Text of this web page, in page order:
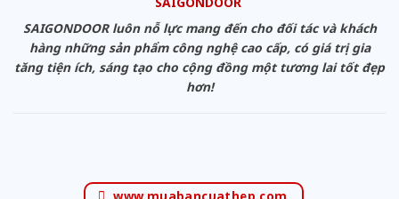
SAIGONDOOR luôn nỗ lực mang đến cho đối tác và khách
hàng những sản phẩm công nghệ cao cấp, có giá trị gia
tăng tiện ích, sáng tạo cho cộng đồng một tương lai tốt đẹp
hơn!